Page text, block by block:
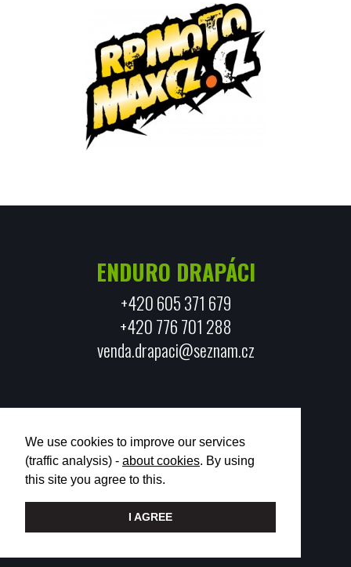
We use cookies to improve our services
(traffic analysis) - about cookies. By using
this site you agree to this.
I AGREE
ENDURO DRAPÁCI
+420 605 371 679
+420 776 701 288
venda.drapaci@seznam.cz
Copyright Enduro Drapáci 2026
Made byLUDdesign